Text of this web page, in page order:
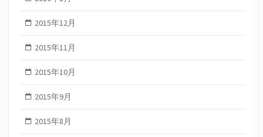
2015年12月
2015年11月
2015年10月
2015年9月
2015年8月